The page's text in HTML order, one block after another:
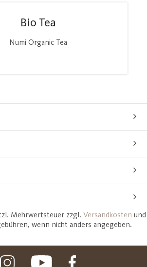
Bio Tea
Numi Organic Tea
Mehrwertsteuer zzgl. Versandkosten und
wenn nicht anders angegeben.